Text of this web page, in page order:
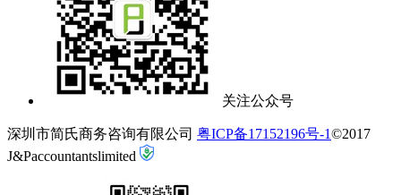
关注公众号
深圳市简氏商务咨询有限公司 粤ICP备17152196号-1©2017
J&Paccountantslimited